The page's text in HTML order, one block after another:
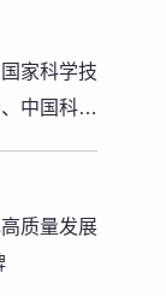
家科学技
中国科协
质量发展